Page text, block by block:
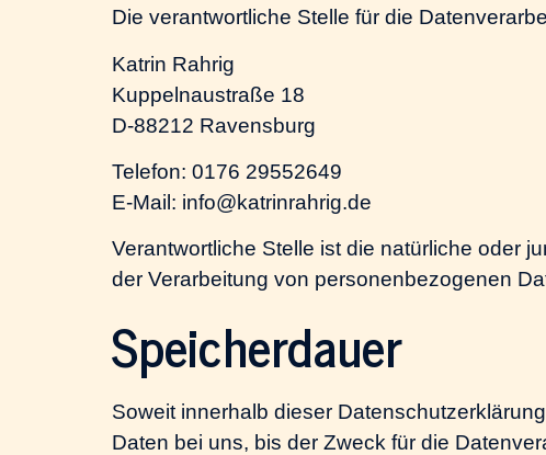
Die verantwortliche Stelle für die
Katrin Rahrig
Kuppelnaustraße 18
D-88212 Ravensburg
Telefon: 0176 29552649
E-Mail: info@katrinrahrig.de
Verantwortliche Stelle ist die natürliche oder
der Verarbeitung von personenbezogenen
Speicherdauer
Soweit innerhalb dieser
Daten bei uns, bis der Zweck für die